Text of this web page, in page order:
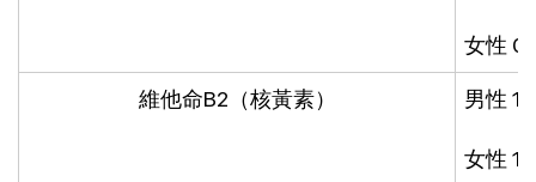
女性
維他命B2（核黃素） 男性
女性